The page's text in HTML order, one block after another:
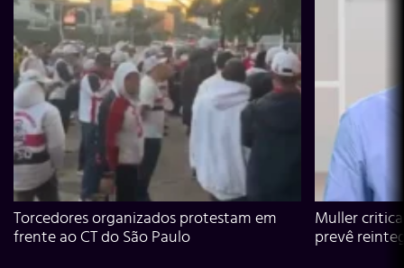
Torcedores organizados protestam em
frente ao CT do São Paulo
Muller
prevê